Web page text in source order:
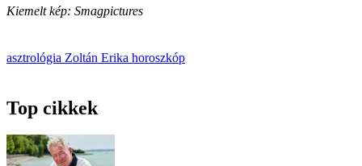
Kiemelt kép: Smagpictures
asztrológia Zoltán Erika horoszkóp
Top cikkek